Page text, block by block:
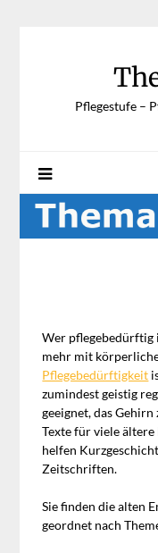
Pflegestufe –
Wer pflegebedürftig
mehr mit
Pflegebedürftigkeit
zumindest geistig
geeignet, das
Texte für viele
helfen
Zeitschriften.
Sie finden die alten
geordnet nach